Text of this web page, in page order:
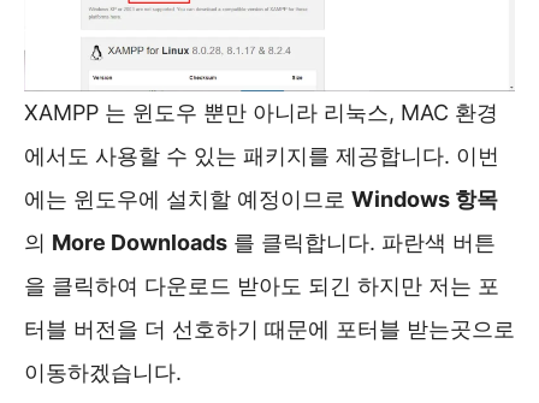
XAMPP 는 윈도우 뿐만 아니라 리눅스, MAC 환경
에서도 사용할 수 있는 패키지를 제공합니다. 이번
에는 윈도우에 설치할 예정이므로 Windows 항목
의 More Downloads 를 클릭합니다. 파란색 버튼
을 클릭하여 다운로드 받아도 되긴 하지만 저는 포
터블 버전을 더 선호하기 때문에 포터블 받는곳으로
이동하겠습니다.